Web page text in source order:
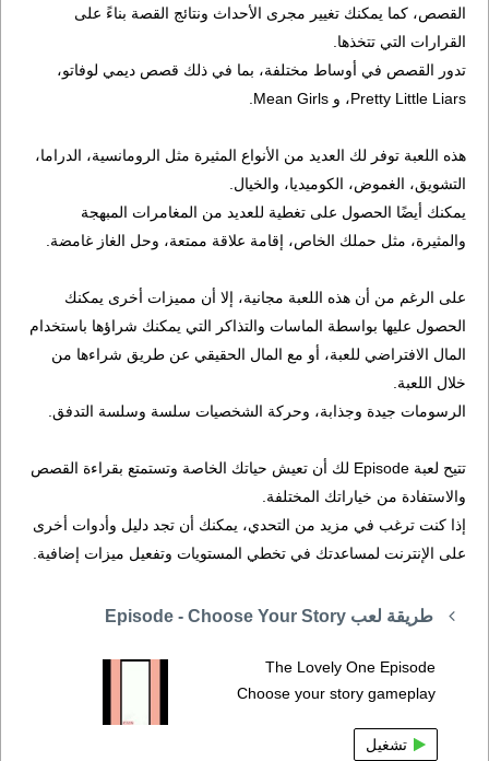
القصص، كما يمكنك تغيير مجرى الأحداث ونتائج القصة بناءً على
القرارات التي تتخذها.
تدور القصص في أوساط مختلفة، بما في ذلك قصص ديمي لوفاتو،
Pretty Little Liars، و Mean Girls.
هذه اللعبة توفر لك العديد من الأنواع المثيرة مثل الرومانسية، الدراما،
التشويق، الغموض، الكوميديا، والخيال.
يمكنك أيضًا الحصول على تغطية للعديد من المغامرات المبهجة
والمثيرة، مثل حملك الخاص، إقامة علاقة ممتعة، وحل الغاز غامضة.
على الرغم من أن هذه اللعبة مجانية، إلا أن مميزات أخرى يمكنك
الحصول عليها بواسطة الماسات والتذاكر التي يمكنك شراؤها باستخدام
المال الافتراضي للعبة، أو مع المال الحقيقي عن طريق شراءها من
خلال اللعبة.
الرسومات جيدة وجذابة، وحركة الشخصيات سلسة وسلسة التدفق.
تتيح لعبة Episode لك أن تعيش حياتك الخاصة وتستمتع بقراءة القصص
والاستفادة من خياراتك المختلفة.
إذا كنت ترغب في مزيد من التحدي، يمكنك أن تجد دليل وأدوات أخرى
على الإنترنت لمساعدتك في تخطي المستويات وتفعيل ميزات إضافية.
طريقة لعب Episode - Choose Your Story
The Lovely One Episode
Choose your story gameplay
تشغيل